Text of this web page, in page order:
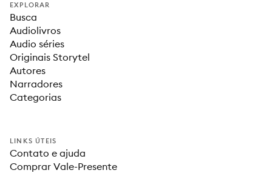
EXPLORAR
Busca
Audiolivros
Audio séries
Originais Storytel
Autores
Narradores
Categorias
LINKS ÚTEIS
Contato e ajuda
Comprar Vale-Presente